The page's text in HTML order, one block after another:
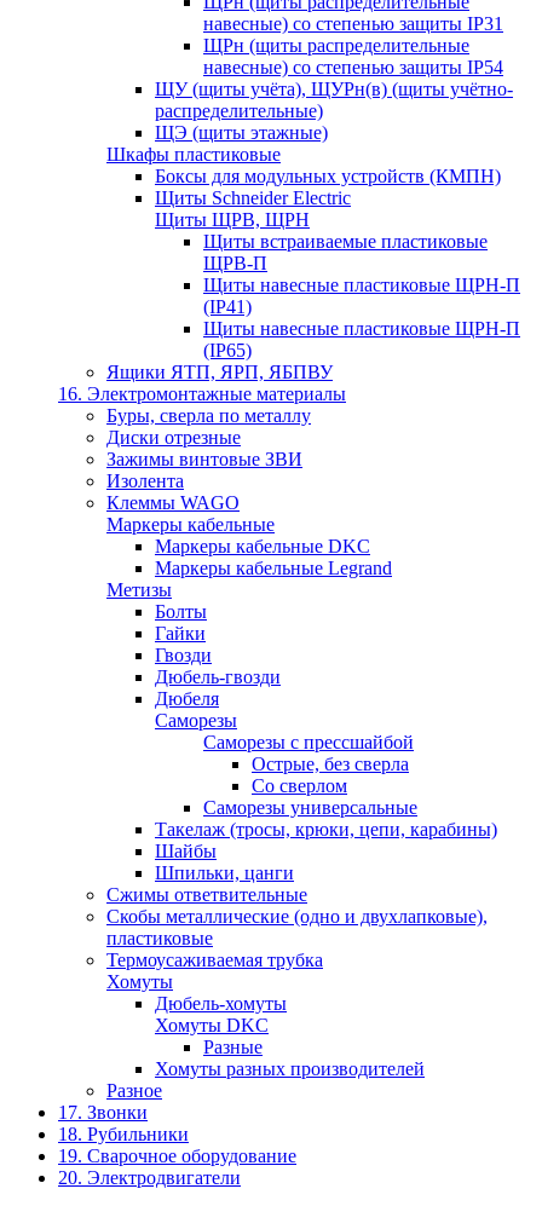
навесные) со степенью защиты IP31
ЩРн (щиты распределительные
навесные) со степенью защиты IP54
ЩУ (щиты учёта), ЩУРн(в) (щиты учётно-
распределительные)
ЩЭ (щиты этажные)
Шкафы пластиковые
Боксы для модульных устройств (КМПН)
Щиты Schneider Electric
Щиты ЩРВ, ЩРН
Щиты встраиваемые пластиковые
ЩРВ-П
Щиты навесные пластиковые ЩРН-П
(IP41)
Щиты навесные пластиковые ЩРН-П
(IP65)
Ящики ЯТП, ЯРП, ЯБПВУ
16. Электромонтажные материалы
Буры, сверла по металлу
Диски отрезные
Зажимы винтовые ЗВИ
Изолента
Клеммы WAGO
Маркеры кабельные
Маркеры кабельные DKC
Маркеры кабельные Legrand
Метизы
Болты
Гайки
Гвозди
Дюбель-гвозди
Дюбеля
Саморезы
Саморезы с прессшайбой
Острые, без сверла
Со сверлом
Саморезы универсальные
Такелаж (тросы, крюки, цепи, карабины)
Шайбы
Шпильки, цанги
Сжимы ответвительные
Скобы металлические (одно и двухлапковые),
пластиковые
Термоусаживаемая трубка
Хомуты
Дюбель-хомуты
Хомуты DKC
Разные
Хомуты разных производителей
Разное
17. Звонки
18. Рубильники
19. Сварочное оборудование
20. Электродвигатели